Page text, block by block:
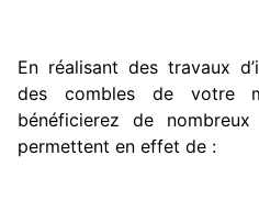
En réalisant des travaux
des combles de votre
bénéficierez de
permettent en effet de :